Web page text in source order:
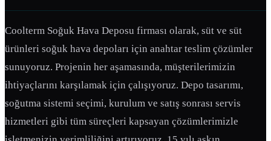
Coolterm Soğuk Hava Deposu firması olarak, süt ve süt
ürünleri soğuk hava depoları için anahtar teslim çözümler
sunuyoruz. Projenin her aşamasında, müşterilerimizin
ihtiyaçlarını karşılamak için çalışıyoruz. Depo tasarımı,
soğutma sistemi seçimi, kurulum ve satış sonrası servis
hizmetleri gibi tüm süreçleri kapsayan çözümlerimizle